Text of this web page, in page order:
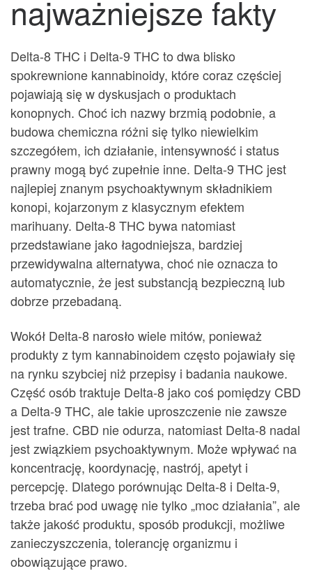
najważniejsze fakty
Delta-8 THC i Delta-9 THC to dwa blisko
spokrewnione kannabinoidy, które coraz częściej
pojawiają się w dyskusjach o produktach
konopnych. Choć ich nazwy brzmią podobnie, a
budowa chemiczna różni się tylko niewielkim
szczegółem, ich działanie, intensywność i status
prawny mogą być zupełnie inne. Delta-9 THC jest
najlepiej znanym psychoaktywnym składnikiem
konopi, kojarzonym z klasycznym efektem
marihuany. Delta-8 THC bywa natomiast
przedstawiane jako łagodniejsza, bardziej
przewidywalna alternatywa, choć nie oznacza to
automatycznie, że jest substancją bezpieczną lub
dobrze przebadaną.
Wokół Delta-8 narosło wiele mitów, ponieważ
produkty z tym kannabinoidem często pojawiały się
na rynku szybciej niż przepisy i badania naukowe.
Część osób traktuje Delta-8 jako coś pomiędzy CBD
a Delta-9 THC, ale takie uproszczenie nie zawsze
jest trafne. CBD nie odurza, natomiast Delta-8 nadal
jest związkiem psychoaktywnym. Może wpływać na
koncentrację, koordynację, nastrój, apetyt i
percepcję. Dlatego porównując Delta-8 i Delta-9,
trzeba brać pod uwagę nie tylko „moc działania”, ale
także jakość produktu, sposób produkcji, możliwe
zanieczyszczenia, tolerancję organizmu i
obowiązujące prawo.